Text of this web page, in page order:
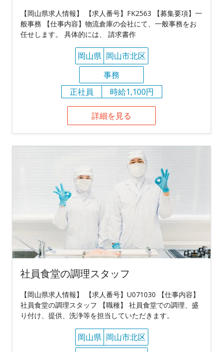
【岡山県求人情報】 【求人番号】FK2563 【募集要項】一
般事務 【仕事内容】物流倉庫の会社にて、一般事務をお
任せします。 具体的には、 請求書作
岡山県 岡山市北区
事務
正社員
時給1,100円
詳細を見る
社員食堂の調理スタッフ
【岡山県求人情報】 【求人番号】U071030 【仕事内容】
社員食堂の調理スタッフ 【職種】 社員食堂での調理、盛
り付け、提供、洗浄等を担当していただきます。
岡山県 岡山市北区